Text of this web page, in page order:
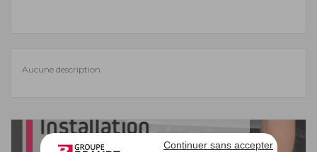
Continuer sans accepter
Aucune description.